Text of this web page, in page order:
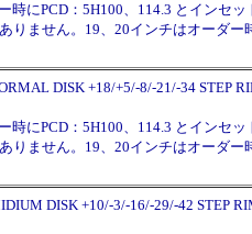
にPCD：5H100、114.3 とインセッ
りません。19、20インチはオーダー
DISK +18/+5/-8/-21/-34 STEP
にPCD：5H100、114.3 とインセッ
りません。19、20インチはオーダー
DISK +10/-3/-16/-29/-42 STEP